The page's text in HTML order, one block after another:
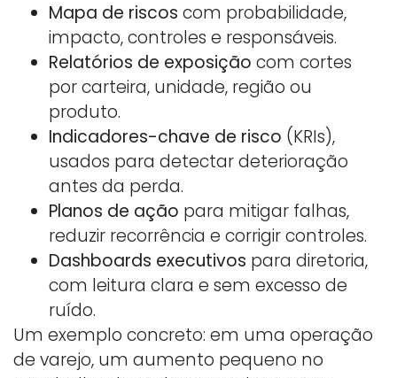
Mapa de riscos com probabilidade,
impacto, controles e responsáveis.
Relatórios de exposição com cortes
por carteira, unidade, região ou
produto.
Indicadores-chave de risco (KRIs),
usados para detectar deterioração
antes da perda.
Planos de ação para mitigar falhas,
reduzir recorrência e corrigir controles.
Dashboards executivos para diretoria,
com leitura clara e sem excesso de
ruído.
Um exemplo concreto: em uma operação
de varejo, um aumento pequeno no